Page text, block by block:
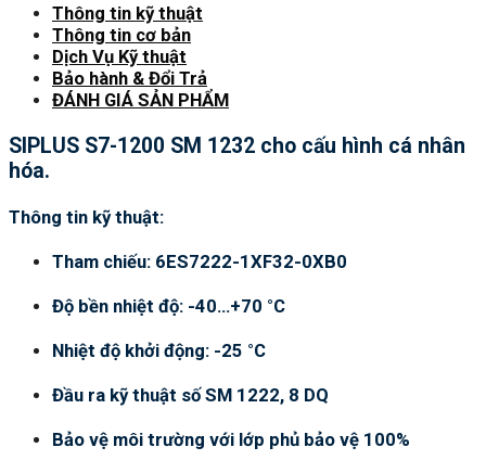
Thông tin kỹ thuật
Thông tin cơ bản
Dịch Vụ Kỹ thuật
Bảo hành & Đổi Trả
ĐÁNH GIÁ SẢN PHẨM
SIPLUS S7-1200 SM 1232 cho cấu hình cá nhân
hóa.
Thông tin kỹ thuật:
Tham chiếu: 6ES7222-1XF32-0XB0
Độ bền nhiệt độ: -40…+70 °C
Nhiệt độ khởi động: -25 °C
Đầu ra kỹ thuật số SM 1222, 8 DQ
Bảo vệ môi trường với lớp phủ bảo vệ 100%